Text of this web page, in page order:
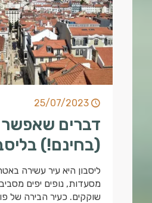
25/07/2023
דברים
(בחינם!)
ליסבון היא עיר עשירה
מסעדות, נופים יפים
שוקקים. כעיר הבירה של